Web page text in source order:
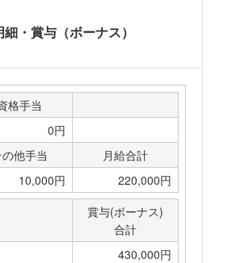
・賞与（ボーナス）
格手当
0円
の他手当
月給合計
10,000円 220,000円
賞与(ボーナス)
合計
430,000円